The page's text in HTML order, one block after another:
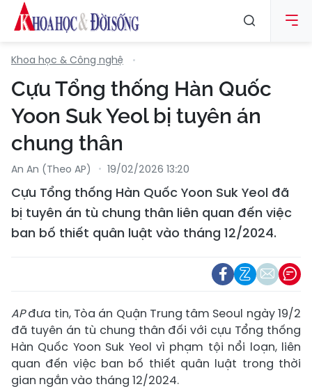
Khoa học & Công nghệ
Cựu Tổng thống Hàn Quốc
Yoon Suk Yeol bị tuyên án
chung thân
An An (Theo AP) 19/02/2026 13:20
Cựu Tổng thống Hàn Quốc Yoon Suk Yeol đã
bị tuyên án tù chung thân liên quan đến việc
ban bố thiết quân luật vào tháng 12/2024.
APđưa tin, Tòa án Quận Trung tâm Seoul ngày 19/2
đã tuyên án tù chung thân đối với cựu Tổng thống
Hàn Quốc Yoon Suk Yeol vì phạm tội nổi loạn, liên
quan đến việc ban bố thiết quân luật trong thời
gian ngắn vào tháng 12/2024.